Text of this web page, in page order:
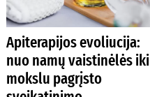
Apiterapijos evoliucija:
nuo namų vaistinėlės iki
mokslu pagrįsto